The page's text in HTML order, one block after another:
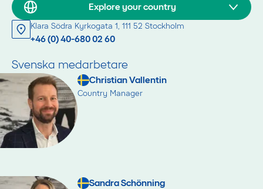
Explore your country
Klara Södra Kyrkogata 1, 111 52 Stockholm
+46 (0) 40-680 02 60
Svenska medarbetare
Christian Vallentin
Country Manager
Sandra Schönning